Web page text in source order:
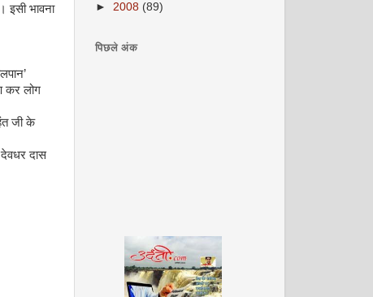
भावना
कर लोग
जी के
दास
► 2008 (89)
पिछले अंक